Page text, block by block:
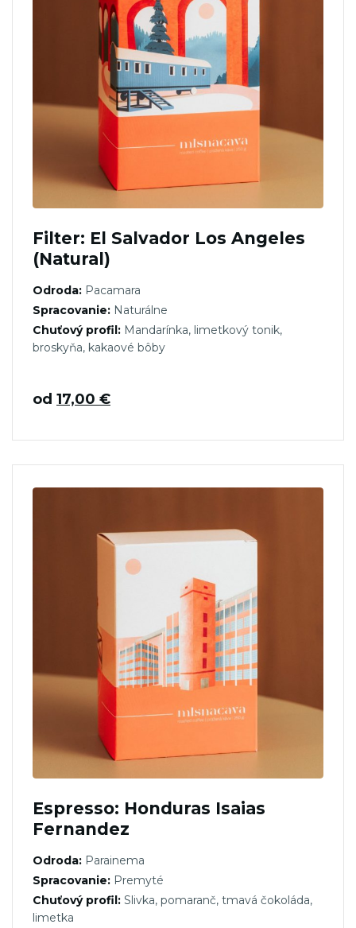
Filter: El Salvador Los Angeles
(Natural)
Odroda: Pacamara
Spracovanie: Naturálne
Chuťový profil: Mandarínka, limetkový tonik,
broskyňa, kakaové bôby
od 17,00 €
Espresso: Honduras Isaias
Fernandez
Odroda: Parainema
Spracovanie: Premyté
Chuťový profil: Slivka, pomaranč, tmavá čokoláda,
limetka